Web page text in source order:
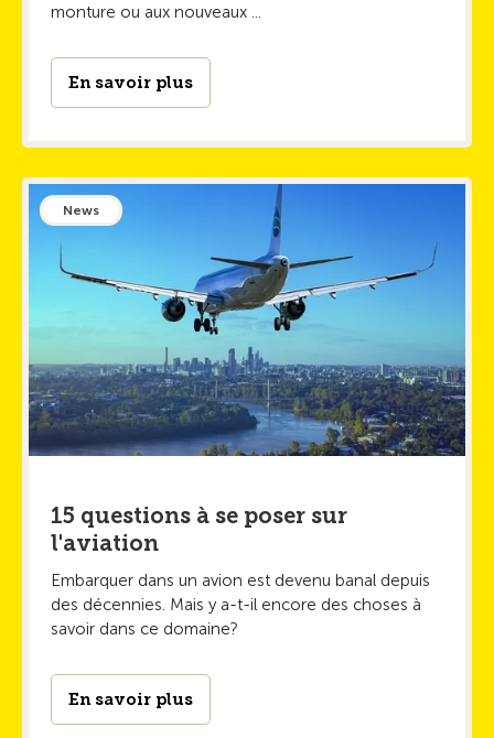
monture ou aux nouveaux ...
En savoir plus
News
15 questions à se poser sur
l'aviation
Embarquer dans un avion est devenu banal depuis
des décennies. Mais y a-t-il encore des choses à
savoir dans ce domaine?
En savoir plus